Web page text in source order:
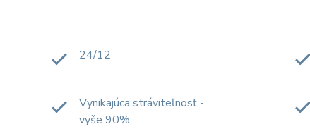
24/12
Vynikajúca stráviteľnosť -
vyše 90%